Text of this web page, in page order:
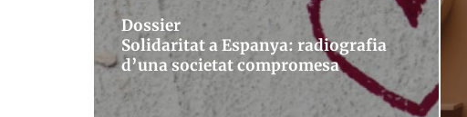
Dossier
Solidaritat a Espanya: radiografia
d’una societat compromesa